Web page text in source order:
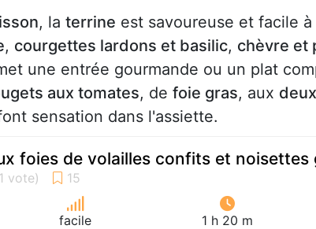
, la terrine est savoureuse et facile à
, courgettes lardons et basilic, chèvre et
une entrée gourmande ou un plat
aux tomates, de foie gras, aux
sensation dans l'assiette.
foies de volailles confits et noisettes
facile 1 h 20 m